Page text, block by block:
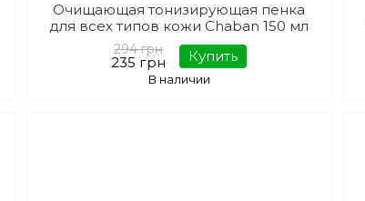
Очищающая тонизирующая пенка
для всех типов кожи Chaban 150 мл
294 грн
235 грн Купить
В наличии